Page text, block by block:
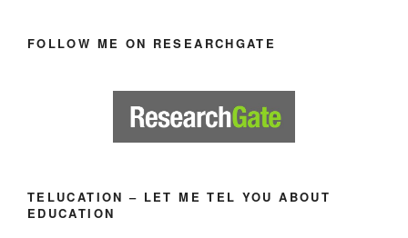
FOLLOW ME ON RESEARCHGATE
TELUCATION – LET ME TEL YOU ABOUT
EDUCATION